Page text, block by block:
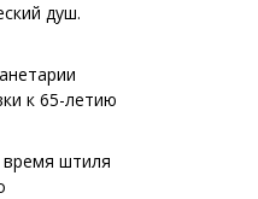
душ.
к 65-летию
штиля